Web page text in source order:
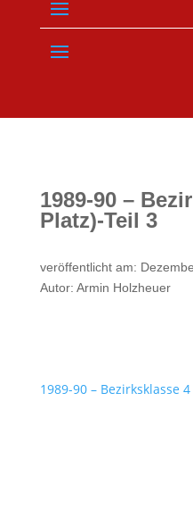
1989-90 –
Platz)-Teil 3
veröffentlicht am:
Autor: Armin Holzheuer
1989-90 – Bezirksklasse